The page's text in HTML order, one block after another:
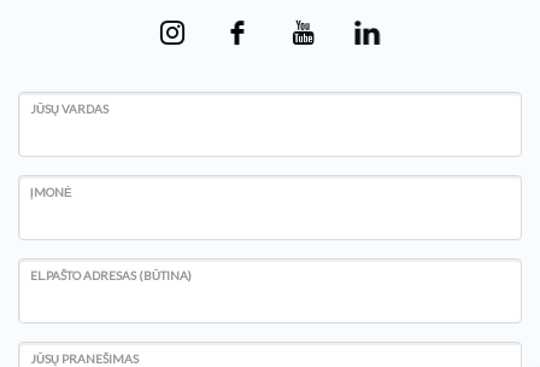
JŪSŲ VARDAS
ĮMONĖ
EL.PAŠTO ADRESAS (BŪTINA)
JŪSŲ PRANEŠIMAS